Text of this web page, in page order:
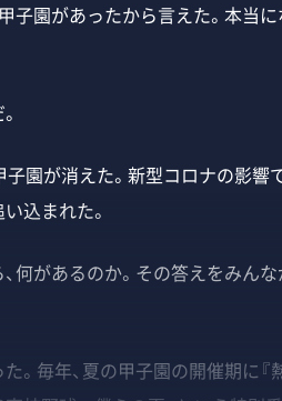
子園があったから言えた。本当
園が消えた。新型コロナの影響
込まれた。
何があるのか。その答えをみんな
。毎年、夏の甲子園の開催期に